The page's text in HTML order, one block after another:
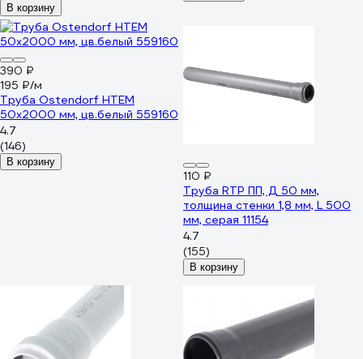
В корзину
390 ₽
195 ₽/м
Труба Ostendorf HTEM
50x2000 мм, цв.белый 559160
4.7
(146)
В корзину
110 ₽
Труба RTP ПП, Д 50 мм,
толщина стенки 1,8 мм, L 500
мм, серая 11154
4.7
(155)
В корзину